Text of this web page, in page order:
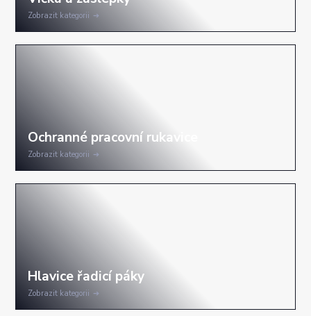
Zobrazit kategorii
Zobrazit kategorii
Zobrazit kategorii